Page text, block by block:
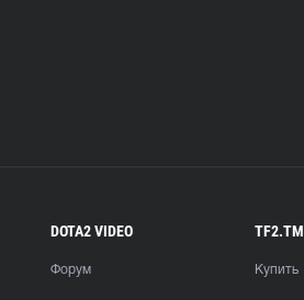
DOTA2 VIDEO
Форум
TF2.TM
Купить